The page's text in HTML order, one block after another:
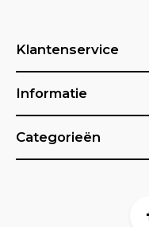
Klantenservice
Informatie
Categorieën